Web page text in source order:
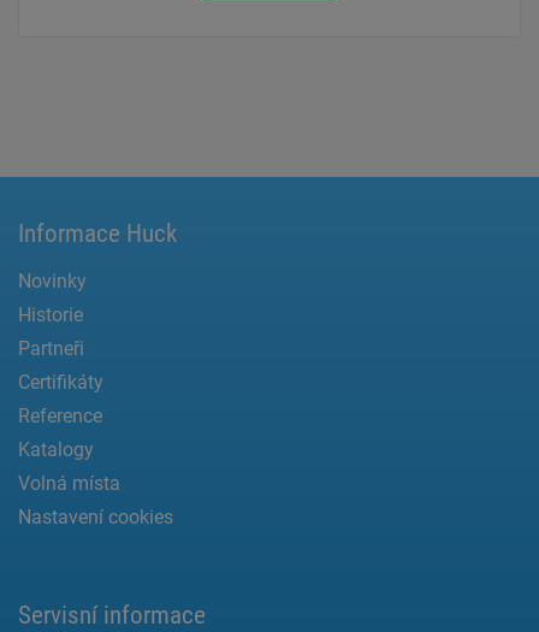
Informace Huck
Novinky
Historie
Partneři
Certifikáty
Reference
Katalogy
Volná místa
Nastavení cookies
Servisní informace